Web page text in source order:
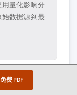
费 PDF
量化影响分
数据源到最